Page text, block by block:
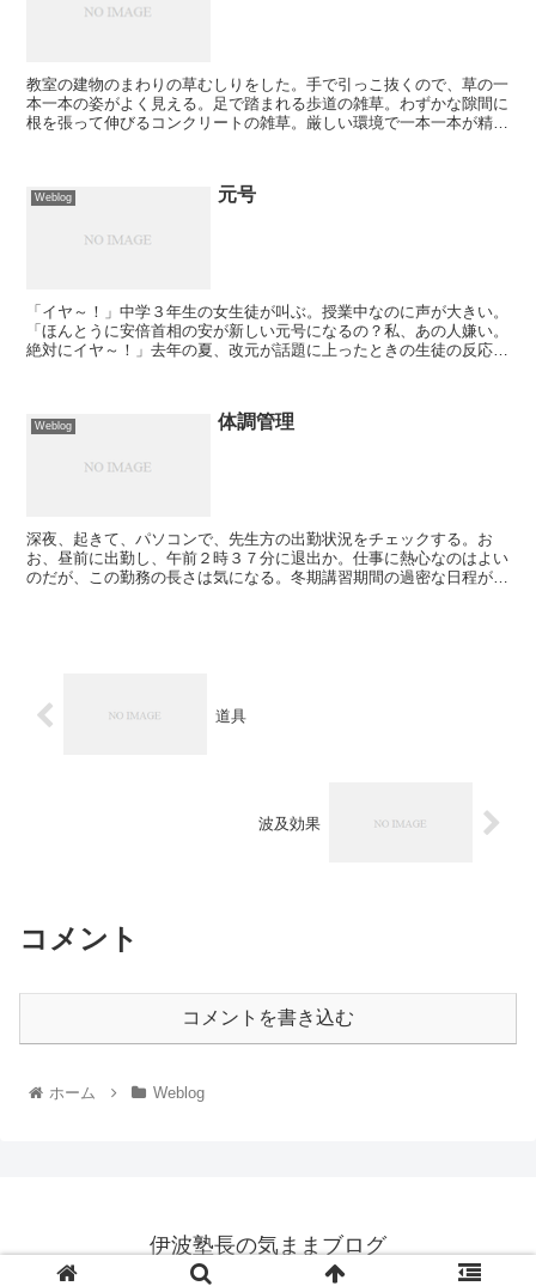
教室の建物のまわりの草むしりをした。手で引っこ抜くので、草の一
本一本の姿がよく見える。足で踏まれる歩道の雑草。わずかな隙間に
根を張って伸びるコンクリートの雑草。厳しい環境で一本一本が精一
Weblog 元号
「イヤ～！」中学３年生の女生徒が叫ぶ。授業中なのに声が大きい。
「ほんとうに安倍首相の安が新しい元号になるの？私、あの人嫌い。
絶対にイヤ～！」去年の夏、改元が話題に上ったときの生徒の反応で
Weblog 体調管理
深夜、起きて、パソコンで、先生方の出勤状況をチェックする。お
お、昼前に出勤し、午前２時３７分に退出か。仕事に熱心なのはよい
のだが、この勤務の長さは気になる。冬期講習期間の過密な日程が一
道具
波及効果
コメント
コメントを書き込む
ホーム Weblog
伊波塾長の気ままブログ
© 2006 伊波塾長の気ままブログ.